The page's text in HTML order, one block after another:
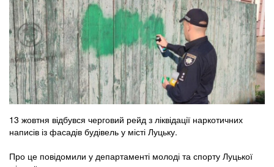
13 жовтня відбувся черговий рейд з ліквідації наркотичних
написів із фасадів будівель у місті Луцьку.
Про це повідомили у департаменті молоді та спорту Луцької